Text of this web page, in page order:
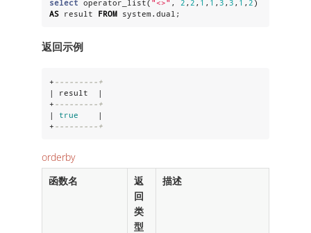
select operator_list( "<>" , 2 , 2 , 1 , 1 , 3 , 3 , 1 , 2
AS result FROM system.dual;
返回示例
+ ---------+
| result  |
+ ---------+
| true
    |
+ ---------+
orderby
函数名
返
回
类
型
描述